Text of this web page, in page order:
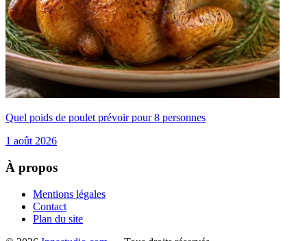
Quel poids de poulet prévoir pour 8 personnes
1 août 2026
À propos
Mentions légales
Contact
Plan du site